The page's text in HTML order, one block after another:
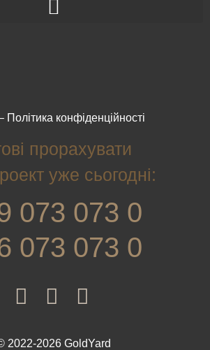
Політика конфіденційності
прорахувати
уже сьогодні:
073 073 0
073 073 0
2022-2026 GoldYard